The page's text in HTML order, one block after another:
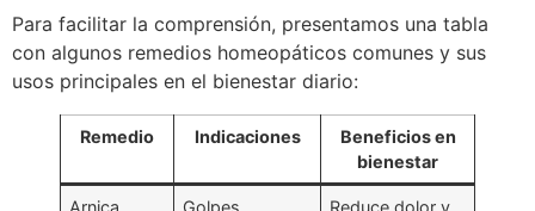
Para facilitar la comprensión, presentamos una tabla
con algunos remedios homeopáticos comunes y sus
usos principales en el bienestar diario:
Remedio Indicaciones
Beneficios en
bienestar
Arnica Golpes, Reduce dolor y